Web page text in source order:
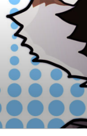
ン
キ
ッ
プ